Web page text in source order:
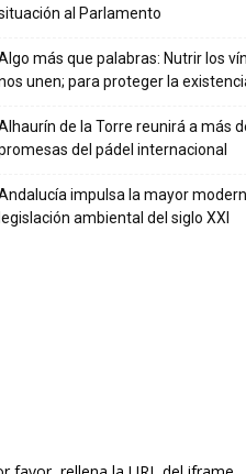
al Parlamento
más que palabras: Nutrir los
unen; para proteger la
de la Torre reunirá a más
del pádel internacional
impulsa la mayor
ambiental del siglo XXI